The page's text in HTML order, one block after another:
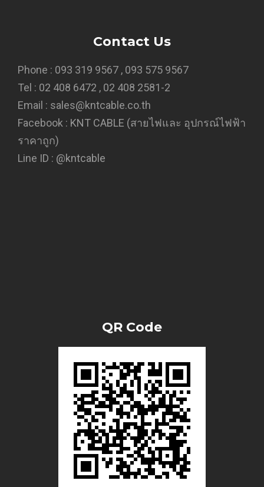
Contact Us
Phone : 093 319 9567 , 093 575 9567
Tel : 02 408 6472 , 02 408 2581-2
Email : sales@kntcable.co.th
Facebook : KNT CABLE (สายไฟและ อุปกรณ์ไฟฟ้า
ราคาถูก)
Line ID : @kntcable
QR Code